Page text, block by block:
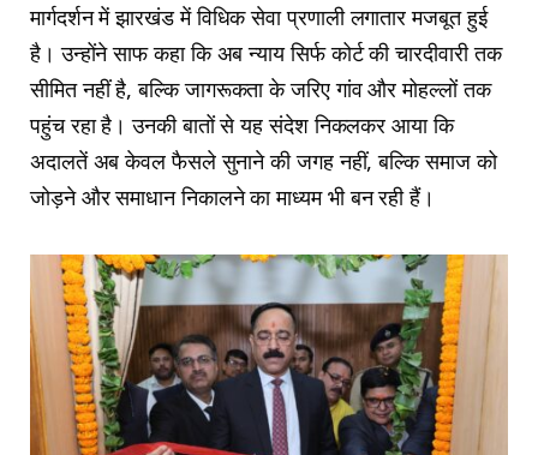
मार्गदर्शन में झारखंड में विधिक सेवा प्रणाली लगातार मजबूत हुई
है। उन्होंने साफ कहा कि अब न्याय सिर्फ कोर्ट की चारदीवारी तक
सीमित नहीं है, बल्कि जागरूकता के जरिए गांव और मोहल्लों तक
पहुंच रहा है। उनकी बातों से यह संदेश निकलकर आया कि
अदालतें अब केवल फैसले सुनाने की जगह नहीं, बल्कि समाज को
जोड़ने और समाधान निकालने का माध्यम भी बन रही हैं।